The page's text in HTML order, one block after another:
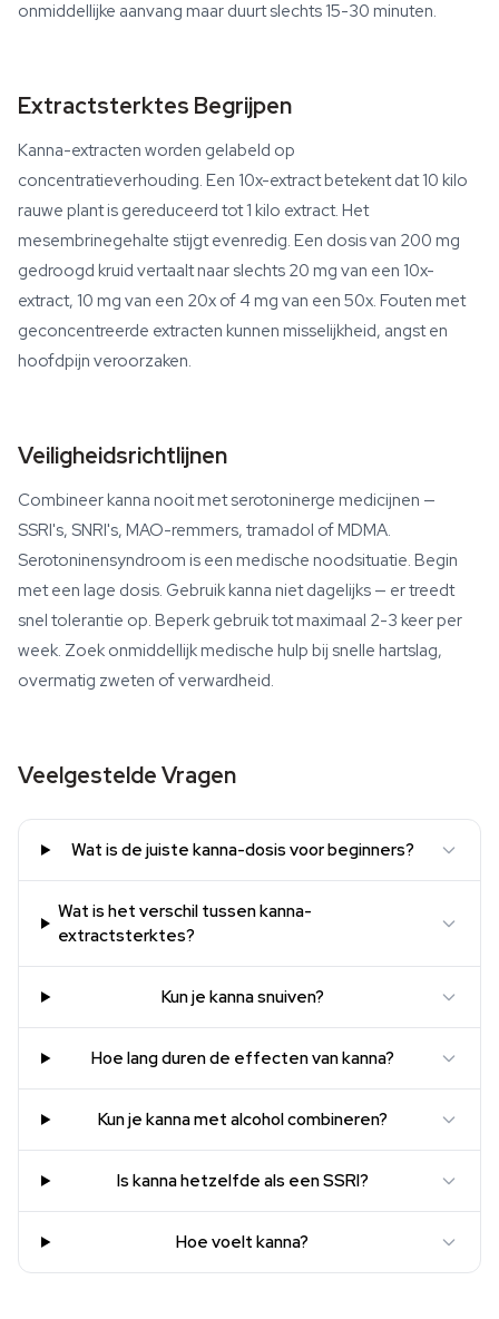
onmiddellijke aanvang maar duurt slechts 15-30 minuten.
Extractsterktes Begrijpen
Kanna-extracten worden gelabeld op
concentratieverhouding. Een 10x-extract betekent dat 10 kilo
rauwe plant is gereduceerd tot 1 kilo extract. Het
mesembrinegehalte stijgt evenredig. Een dosis van 200 mg
gedroogd kruid vertaalt naar slechts 20 mg van een 10x-
extract, 10 mg van een 20x of 4 mg van een 50x. Fouten met
geconcentreerde extracten kunnen misselijkheid, angst en
hoofdpijn veroorzaken.
Veiligheidsrichtlijnen
Combineer kanna nooit met serotoninerge medicijnen —
SSRI's, SNRI's, MAO-remmers, tramadol of MDMA.
Serotoninensyndroom is een medische noodsituatie. Begin
met een lage dosis. Gebruik kanna niet dagelijks — er treedt
snel tolerantie op. Beperk gebruik tot maximaal 2-3 keer per
week. Zoek onmiddellijk medische hulp bij snelle hartslag,
overmatig zweten of verwardheid.
Veelgestelde Vragen
Wat is de juiste kanna-dosis voor beginners?
Wat is het verschil tussen kanna-
extractsterktes?
Kun je kanna snuiven?
Hoe lang duren de effecten van kanna?
Kun je kanna met alcohol combineren?
Is kanna hetzelfde als een SSRI?
Hoe voelt kanna?